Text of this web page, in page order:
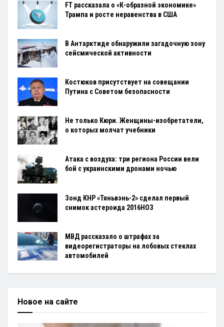
FT рассказала о «К-образной экономике»
Трампа и росте неравенства в США
В Антарктиде обнаружили загадочную зону
сейсмической активности
Костюков присутствует на совещании
Путина с Советом безопасности
Не только Кюри. Женщины-изобретатели,
о которых молчат учебники
Атака с воздуха: три региона России вели
бой с украинскими дронами ночью
Зонд КНР «Тяньвэнь-2» сделал первый
снимок астероида 2016HO3
МВД рассказало о штрафах за
видеорегистраторы на лобовых стеклах
автомобилей
Новое на сайте